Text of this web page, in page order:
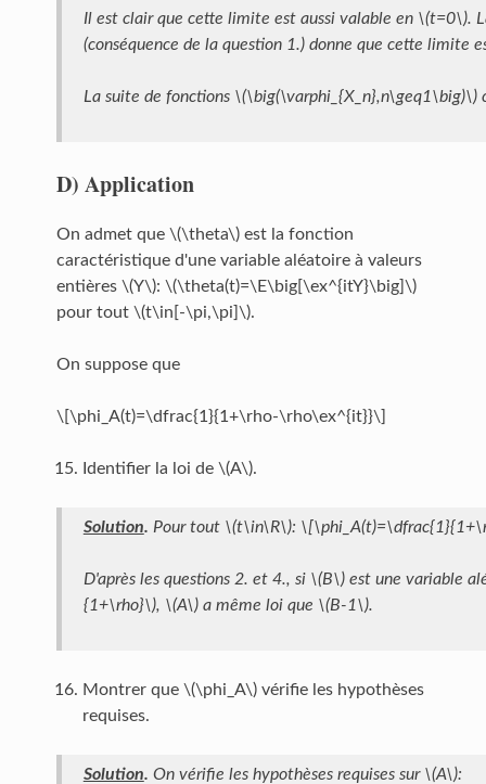
Il est clair que cette limite est aussi valable en
(conséquence de la question 1.) donne que cette
La suite de fonctions
D) Application
On admet que \(\theta\) est la fonction
caractéristique d'une variable aléatoire à valeurs
entières \(Y\): \(\theta(t)=\E\big[\ex^{itY}\big]\)
pour tout \(t\in[-\pi,\pi]\).
On suppose que
\[\phi_A(t)=\dfrac{1}{1+\rho-\rho\ex^{it}}\]
Identifier la loi de \(A\).
Solution. Pour tout \(t\in\R\):
D'après les questions 2. et 4., si \(B\) est une variable
{1+\rho}\), \(A\) a même loi que \(B-1\).
Montrer que \(\phi_A\) vérifie les hypothèses
requises.
Solution. On vérifie les hypothèses requises sur \(A\):